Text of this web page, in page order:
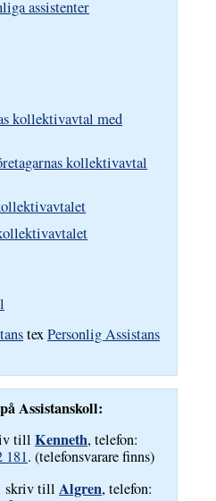
assistenter
kollektivavtal med
kollektivavtal
texPersonlig Assistans
Assistanskoll:
tillKenneth, telefon:
181. (telefonsvarare finns)
skriv tillAlgren, telefon: